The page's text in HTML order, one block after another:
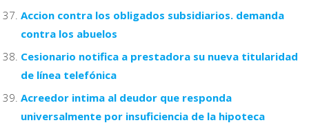
Accion contra los obligados subsidiarios. demanda
contra los abuelos
Cesionario notifica a prestadora su nueva titularidad
de línea telefónica
Acreedor intima al deudor que responda
universalmente por insuficiencia de la hipoteca